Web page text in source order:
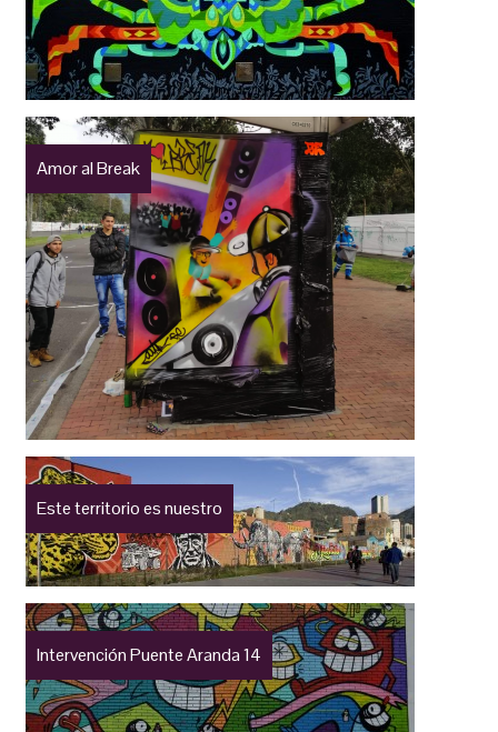
Amor al Break
Este territorio es nuestro
Intervención Puente Aranda 14